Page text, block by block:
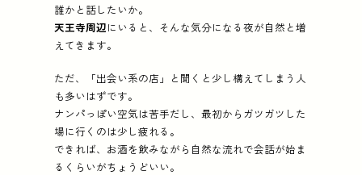
誰かと話したいか。
天王寺周辺にいると、そんな気分になる夜が自然と増
えてきます。
ただ、「出会い系の店」と聞くと少し構えてしまう人
も多いはずです。
ナンパっぽい空気は苦手だし、最初からガツガツした
場に行くのは少し疲れる。
できれば、お酒を飲みながら自然な流れで会話が始ま
るくらいがちょうどいい。